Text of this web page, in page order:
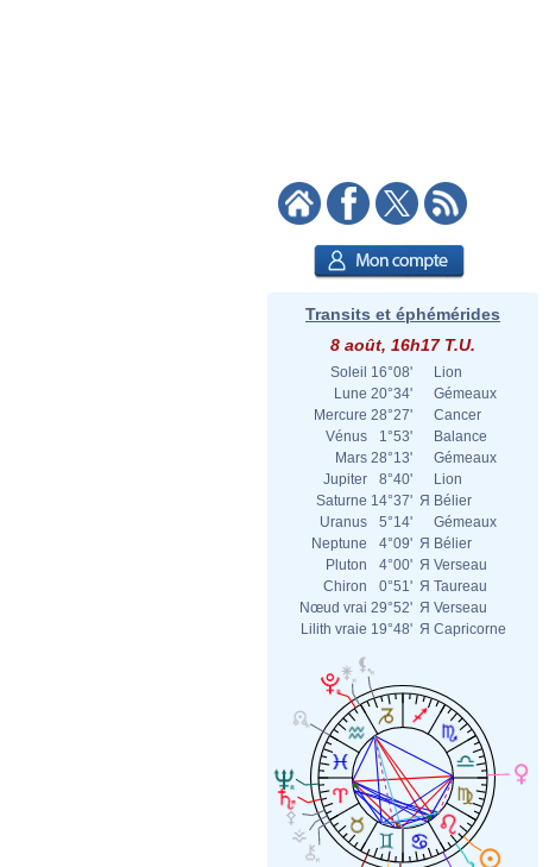
Transits et éphémérides
8 août, 16h17 T.U.
Soleil 16°08'
Lion
Lune 20°34'
Gémeaux
Mercure 28°27'
Cancer
Vénus
1°53'
Balance
Mars 28°13'
Gémeaux
Jupiter
8°40'
Lion
Saturne 14°37' Я Bélier
Uranus
5°14'
Gémeaux
Neptune
4°09' Я Bélier
Pluton
4°00' Я Verseau
Chiron
0°51' Я Taureau
Nœud vrai 29°52' Я Verseau
Lilith vraie 19°48' Я Capricorne